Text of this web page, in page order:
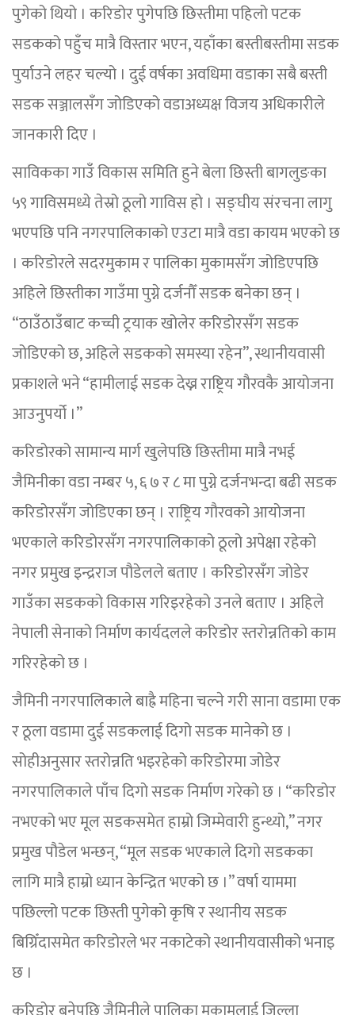
पुगेको थियो । करिडोर पुगेपछि छिस्तीमा पहिलो पटक
सडकको पहुँच मात्रै विस्तार भएन, यहाँका बस्तीबस्तीमा सडक
पुर्याउने लहर चल्यो । दुई वर्षका अवधिमा वडाका सबै बस्ती
सडक सञ्जालसँग जोडिएको वडाअध्यक्ष विजय अधिकारीले
जानकारी दिए ।
साविकका गाउँ विकास समिति हुने बेला छिस्ती बागलुङका
५९ गाविसमध्ये तेस्रो ठूलो गाविस हो । सङ्घीय संरचना लागु
भएपछि पनि नगरपालिकाको एउटा मात्रै वडा कायम भएको छ
। करिडोरले सदरमुकाम र पालिका मुकामसँग जोडिएपछि
अहिले छिस्तीका गाउँमा पुग्ने दर्जनौँ सडक बनेका छन् ।
“ठाउँठाउँबाट कच्ची ट्रयाक खोलेर करिडोरसँग सडक
जोडिएको छ, अहिले सडकको समस्या रहेन”, स्थानीयवासी
प्रकाशले भने “हामीलाई सडक देख्न राष्ट्रिय गौरवकै आयोजना
आउनुपर्यो ।”
करिडोरको सामान्य मार्ग खुलेपछि छिस्तीमा मात्रै नभई
जैमिनीका वडा नम्बर ५, ६ ७ र ८ मा पुग्ने दर्जनभन्दा बढी सडक
करिडोरसँग जोडिएका छन् । राष्ट्रिय गौरवको आयोजना
भएकाले करिडोरसँग नगरपालिकाको ठूलो अपेक्षा रहेको
नगर प्रमुख इन्द्रराज पौडेलले बताए । करिडोरसँग जोडेर
गाउँका सडकको विकास गरिइरहेको उनले बताए । अहिले
नेपाली सेनाको निर्माण कार्यदलले करिडोर स्तरोन्नतिको काम
गरिरहेको छ ।
जैमिनी नगरपालिकाले बाह्रै महिना चल्ने गरी साना वडामा एक
र ठूला वडामा दुई सडकलाई दिगो सडक मानेको छ ।
सोहीअनुसार स्तरोन्नति भइरहेको करिडोरमा जोडेर
नगरपालिकाले पाँच दिगो सडक निर्माण गरेको छ । “करिडोर
नभएको भए मूल सडकसमेत हाम्रो जिम्मेवारी हुन्थ्यो,” नगर
प्रमुख पौडेल भन्छन्, “मूल सडक भएकाले दिगो सडकका
लागि मात्रै हाम्रो ध्यान केन्द्रित भएको छ ।” वर्षा याममा
पछिल्लो पटक छिस्ती पुगेको कृषि र स्थानीय सडक
बिग्रिँदासमेत करिडोरले भर नकाटेको स्थानीयवासीको भनाइ
छ ।